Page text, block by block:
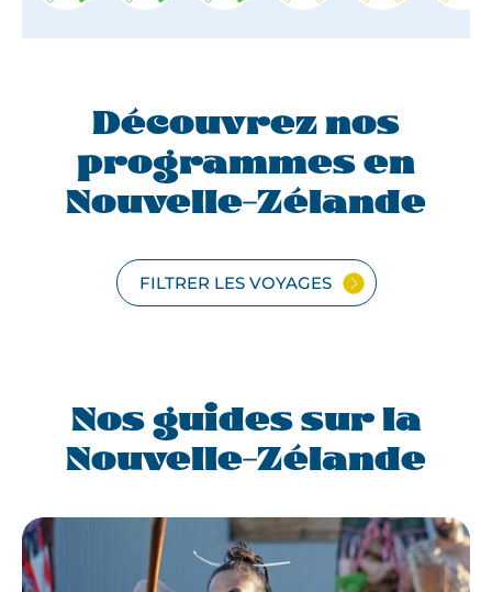
Découvrez nos
programmes en
Nouvelle-Zélande
FILTRER LES VOYAGES
Nos guides sur la
Nouvelle-Zélande